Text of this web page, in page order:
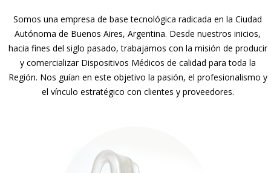
Somos una empresa de base tecnológica radicada en la Ciudad
Autónoma de Buenos Aires, Argentina. Desde nuestros inicios,
hacia fines del siglo pasado, trabajamos con la misión de producir
y comercializar Dispositivos Médicos de calidad para toda la
Región. Nos guían en este objetivo la pasión, el profesionalismo y
el vínculo estratégico con clientes y proveedores.